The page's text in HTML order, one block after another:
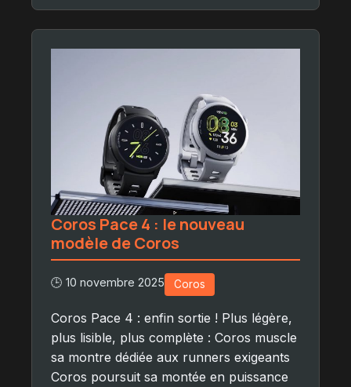
Coros Pace 4 : le nouveau
modèle de Coros
🕒 10 novembre 2025 Coros
Coros Pace 4 : enfin sortie ! Plus légère,
plus lisible, plus complète : Coros muscle
sa montre dédiée aux runners exigeants
Coros poursuit sa montée en puissance